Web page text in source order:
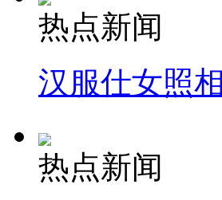
热点新闻
汉服仕女照
热点新闻